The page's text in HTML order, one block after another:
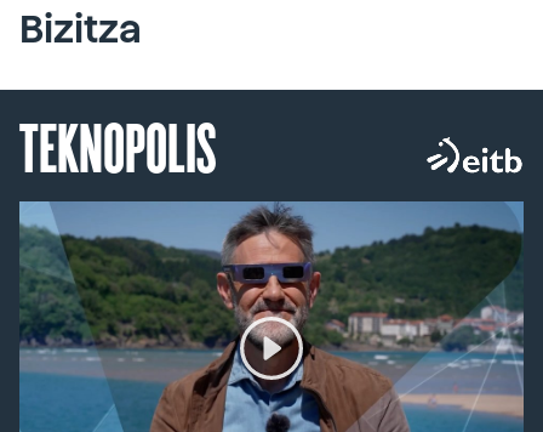
Bizitza
TEKNOPOLIS